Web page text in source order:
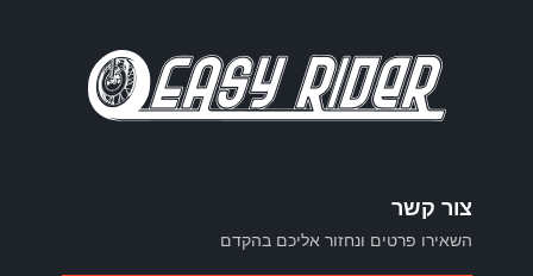
צור קשר
השאירו פרטים ונחזור אליכם בהקדם